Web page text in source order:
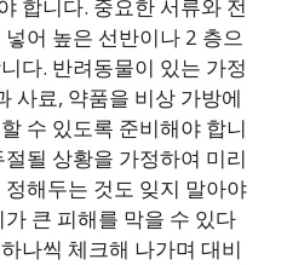
합니다. 중요한 서류와 전
어 높은 선반이나 2 층으
다. 반려동물이 있는 가정
사료, 약품을 비상 가방에
수 있도록 준비해야 합니
될 상황을 가정하여 미리
해두는 것도 잊지 말아야
큰 피해를 막을 수 있다
나씩 체크해 나가며 대비